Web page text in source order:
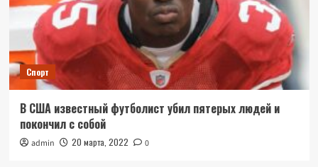
Спорт
В США известный футболист убил пятерых людей и
покончил с собой
admin 20 марта, 2022 0